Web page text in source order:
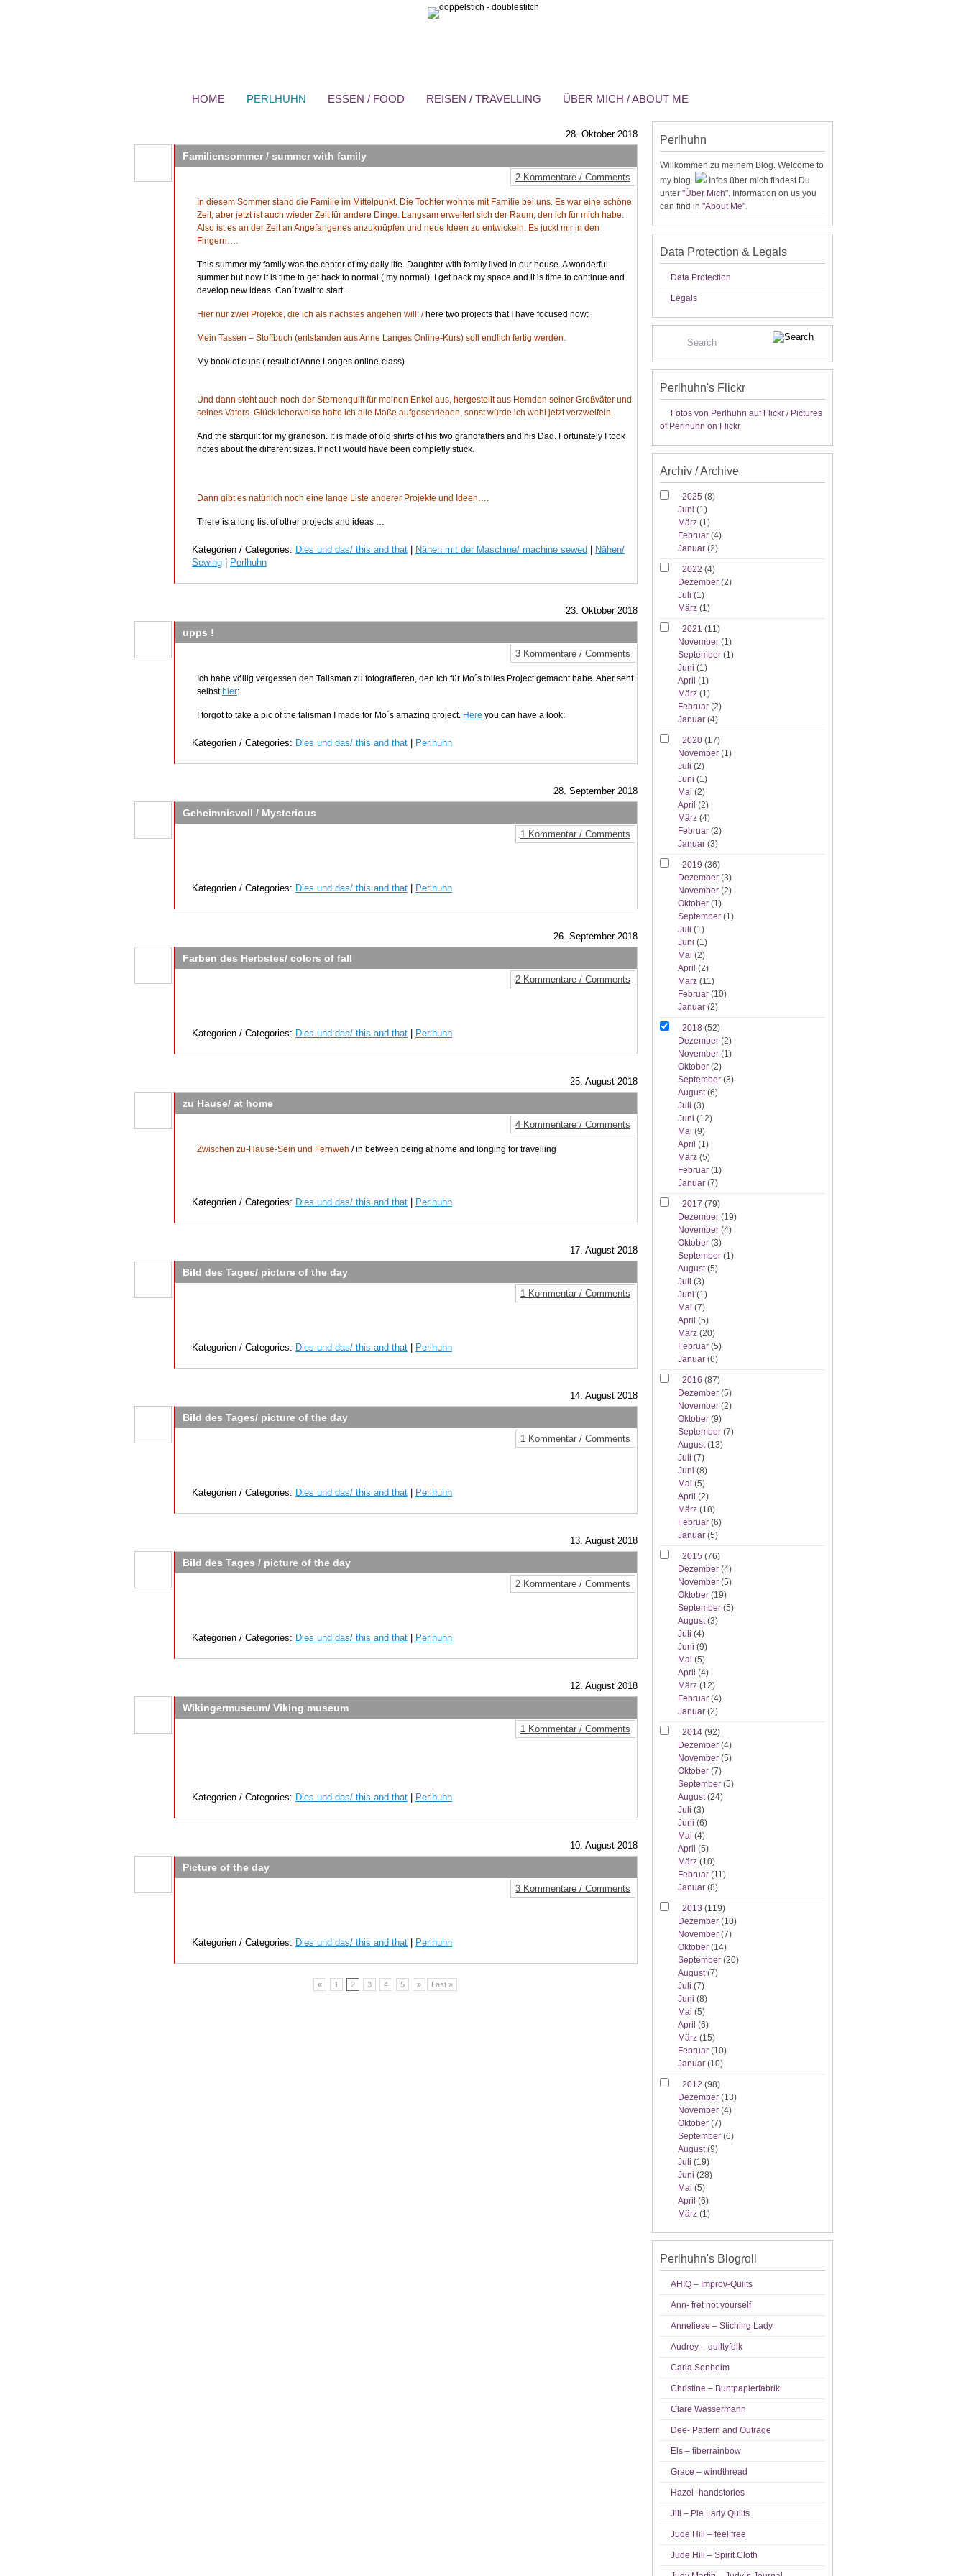
HOME PERLHUHN ESSEN / FOOD REISEN / TRAVELLING ÜBER MICH / ABOUT ME
Perlhuhn
Willkommen zu meinem Blog. Welcome to
my blog.
Infos über mich findest Du
unter "Über Mich". Information on us you
can find in "About Me".
Data Protection & Legals
Data Protection
Legals
Perlhuhn's Flickr
Fotos von Perlhuhn auf Flickr / Pictures
of Perlhuhn on Flickr
Archiv / Archive
2025 (8)
Juni (1)
März (1)
Februar (4)
Januar (2)
2022 (4)
Dezember (2)
Juli (1)
März (1)
2021 (11)
November (1)
September (1)
Juni (1)
April (1)
März (1)
Februar (2)
Januar (4)
2020 (17)
November (1)
Juli (2)
Juni (1)
Mai (2)
April (2)
März (4)
Februar (2)
Januar (3)
2019 (36)
Dezember (3)
November (2)
Oktober (1)
September (1)
Juli (1)
Juni (1)
Mai (2)
April (2)
März (11)
Februar (10)
Januar (2)
2018 (52)
Dezember (2)
November (1)
Oktober (2)
September (3)
August(6)
Juli (3)
Juni (12)
Mai (9)
April (1)
März (5)
Februar (1)
Januar (7)
2017 (79)
Dezember (19)
November (4)
Oktober (3)
September (1)
August(5)
Juli (3)
Juni (1)
Mai (7)
April (5)
März (20)
Februar (5)
Januar (6)
2016 (87)
Dezember (5)
November (2)
Oktober (9)
September (7)
August(13)
Juli (7)
Juni (8)
Mai (5)
April (2)
März (18)
Februar (6)
Januar (5)
2015 (76)
Dezember (4)
November (5)
Oktober (19)
September (5)
August(3)
Juli (4)
Juni (9)
Mai (5)
April (4)
März (12)
Februar (4)
Januar (2)
2014 (92)
Dezember (4)
November (5)
Oktober (7)
September (5)
August(24)
Juli (3)
Juni (6)
Mai (4)
April (5)
März (10)
Februar (11)
Januar (8)
2013 (119)
Dezember (10)
November (7)
Oktober (14)
September (20)
August(7)
Juli (7)
Juni (8)
Mai (5)
April (6)
März (15)
Februar (10)
Januar (10)
2012 (98)
Dezember (13)
November (4)
Oktober (7)
September (6)
August(9)
Juli (19)
Juni (28)
Mai (5)
April (6)
März (1)
Perlhuhn's Blogroll
AHIQ – Improv-Quilts
Ann- fret not yourself
Anneliese – Stiching Lady
Audrey – quiltyfolk
Carla Sonheim
Christine – Buntpapierfabrik
Clare Wassermann
Dee- Pattern and Outrage
Els – fiberrainbow
Grace – windthread
Hazel -handstories
Jill – Pie Lady Quilts
Jude Hill – feel free
Jude Hill – Spirit Cloth
28. Oktober 2018
Familiensommer / summer with family
2 Kommentare / Comments
In diesem Sommer stand die Familie im Mittelpunkt. Die Tochter wohnte mit Familie bei uns. Es war eine schöne
Zeit, aber jetzt ist auch wieder Zeit für andere Dinge. Langsam erweitert sich der Raum, den ich für mich habe.
Also ist es an der Zeit an Angefangenes anzuknüpfen und neue Ideen zu entwickeln. Es juckt mir in den
Fingern….
This summer my family was the center of my daily life. Daughter with family lived in our house. A wonderful
summer but now it is time to get back to normal ( my normal). I get back my space and it is time to continue and
develop new ideas. Can´t wait to start…
Hier nur zwei Projekte, die ich als nächstes angehen will: / here two projects that I have focused now:
Mein Tassen – Stoffbuch (entstanden aus Anne Langes Online-Kurs) soll endlich fertig werden.
My book of cups ( result of Anne Langes online-class)
Und dann steht auch noch der Sternenquilt für meinen Enkel aus, hergestellt aus Hemden seiner Großväter und
seines Vaters. Glücklicherweise hatte ich alle Maße aufgeschrieben, sonst würde ich wohl jetzt verzweifeln.
And the starquilt for my grandson. It is made of old shirts of his two grandfathers and his Dad. Fortunately I took
notes about the different sizes. If not I would have been completly stuck.
Dann gibt es natürlich noch eine lange Liste anderer Projekte und Ideen….
There is a long list of other projects and ideas …
Kategorien / Categories: Dies und das/ this and that Nähen mit der Maschine/ machine sewed
Nähen/
Sewing
Perlhuhn
23. Oktober 2018
upps !
3 Kommentare / Comments
Ich habe völlig vergessen den Talisman zu fotografieren, den ich für Mo´s tolles Project gemacht habe. Aber seht
selbst hier:
I forgot to take a pic of the talisman I made for Mo´s amazing project. Here you can have a look:
Kategorien / Categories: Dies und das/ this and that Perlhuhn
28. September 2018
Geheimnisvoll / Mysterious
1 Kommentar / Comments
Kategorien / Categories: Dies und das/ this and that Perlhuhn
26. September 2018
Farben des Herbstes/ colors of fall
2 Kommentare / Comments
Kategorien / Categories: Dies und das/ this and that Perlhuhn
25. August 2018
zu Hause/ at home
4 Kommentare / Comments
Zwischen zu-Hause-Sein und Fernweh / in between being at home and longing for travelling
Kategorien / Categories: Dies und das/ this and that Perlhuhn
17. August 2018
Bild des Tages/ picture of the day
1 Kommentar / Comments
Kategorien / Categories: Dies und das/ this and that Perlhuhn
14. August 2018
Bild des Tages/ picture of the day
1 Kommentar / Comments
Kategorien / Categories: Dies und das/ this and that Perlhuhn
13. August 2018
Bild des Tages / picture of the day
2 Kommentare / Comments
Kategorien / Categories: Dies und das/ this and that Perlhuhn
12. August 2018
Wikingermuseum/ Viking museum
1 Kommentar / Comments
Kategorien / Categories: Dies und das/ this and that Perlhuhn
10. August 2018
Picture of the day
3 Kommentare / Comments
Kategorien / Categories: Dies und das/ this and that Perlhuhn
« 1 2 3 4 5 » Last »